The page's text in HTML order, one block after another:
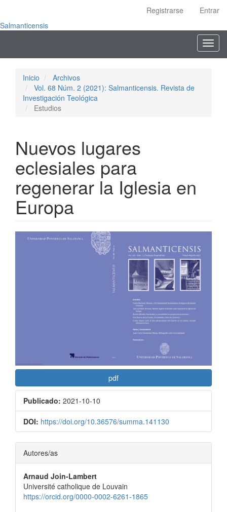
Contenido
Registrarse
Entrar
Salmanticensis
Inicio
Archivos
Vol. 68 Núm. 2 (2021): Salmanticensis. Revista de
Investigación Teológica
Estudios
Nuevos lugares
eclesiales para
regenerar la Iglesia en
Europa
Barra
pdf
Publicado: 2021-10-10
DOI: https://doi.org/10.36576/summa.141130
Contenido
principal
del
artículo
Autores/as
Arnaud Join-Lambert
Université catholique de Louvain
https://orcid.org/0000-0002-6261-1865